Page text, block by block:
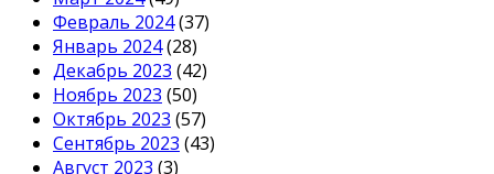
Февраль 2024(37)
Январь 2024(28)
Декабрь 2023 (42)
Ноябрь 2023 (50)
Октябрь 2023 (57)
Сентябрь 2023 (43)
Август 2023 (3)